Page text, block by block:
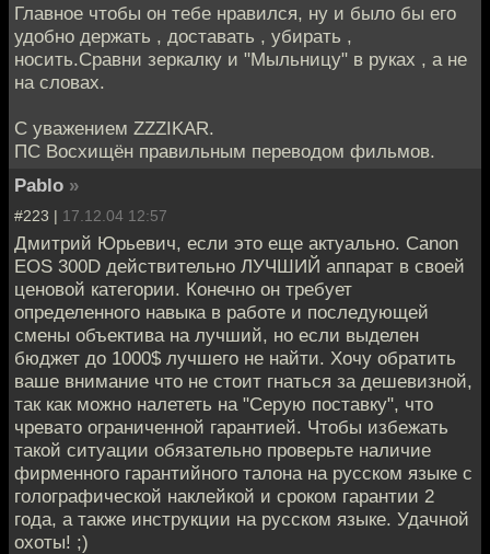
Главное чтобы он тебе нравился, ну и было бы его
удобно держать , доставать , убирать ,
носить.Сравни зеркалку и "Мыльницу" в руках , а не
на словах.
С уважением ZZZIKAR.
ПС Восхищён правильным переводом фильмов.
Pablo »
#223 | 17.12.04 12:57
Дмитрий Юрьевич, если это еще актуально. Canon
EOS 300D действительно ЛУЧШИЙ аппарат в своей
ценовой категории. Конечно он требует
определенного навыка в работе и последующей
смены объектива на лучший, но если выделен
бюджет до 1000$ лучшего не найти. Хочу обратить
ваше внимание что не стоит гнаться за дешевизной,
так как можно налететь на "Серую поставку", что
чревато ограниченной гарантией. Чтобы избежать
такой ситуации обязательно проверьте наличие
фирменного гарантийного талона на русском языке с
голографической наклейкой и сроком гарантии 2
года, а также инструкции на русском языке. Удачной
охоты! ;)